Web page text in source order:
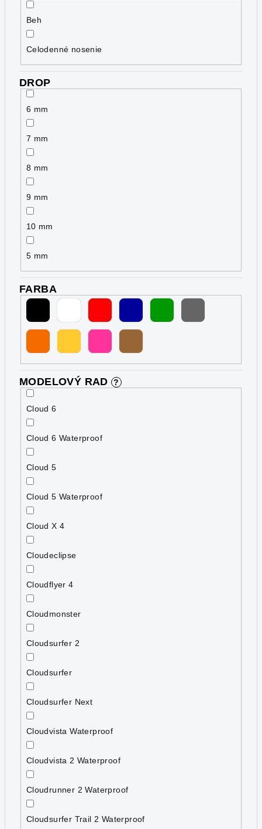
Beh
Celodenné nosenie
DROP
6 mm
7 mm
8 mm
9 mm
10 mm
5 mm
FARBA
MODELOVÝ RAD ?
Cloud 6
Cloud 6 Waterproof
Cloud 5
Cloud 5 Waterproof
Cloud X 4
Cloudeclipse
Cloudflyer 4
Cloudmonster
Cloudsurfer 2
Cloudsurfer
Cloudsurfer Next
Cloudvista Waterproof
Cloudvista 2 Waterproof
Cloudrunner 2 Waterproof
Cloudsurfer Trail 2 Waterproof